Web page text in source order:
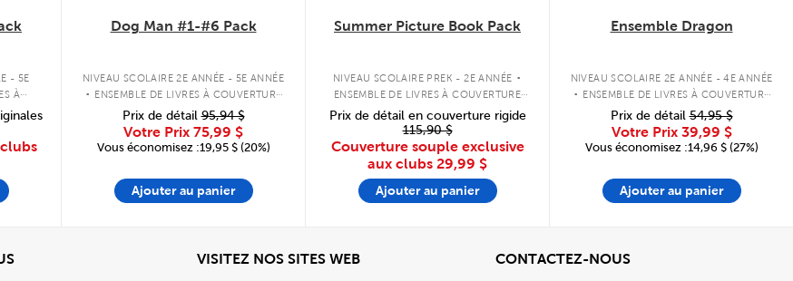
- 5E
À
Dog Man #1-#6 Pack
NIVEAU SCOLAIRE 2E ANNÉE - 5E ANNÉE
. ENSEMBLE DE LIVRES À COUVERTURE
RIGIDE
Prix de détail95,94 $
Votre Prix 75,99 $
Vous économisez :19,95 $ (20%)
Ajouter au panier
Summer Picture Book Pack
NIVEAU SCOLAIRE PREK - 2E ANNÉE .
ENSEMBLE DE LIVRES À COUVERTURE
Prix de détail en couverture rigide
115,90 $
Couverture souple exclusive
aux clubs 29,99 $
Ajouter au panier
Ensemble Dragon
NIVEAU SCOLAIRE 2E ANNÉE - 4E ANNÉE
. ENSEMBLE DE LIVRES À COUVERTURE
SOUPLE
Prix de détail54,95 $
Votre Prix 39,99 $
Vous économisez :14,96 $ (27%)
Ajouter au panier
View VISITEZ NOS SITES WEBAfficher CONTACTEZ-NOUSView